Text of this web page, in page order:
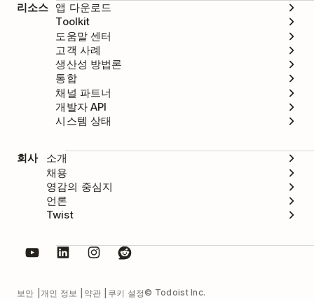
리소스 앱 다운로드
Toolkit
도움말 센터
고객 사례
생산성 방법론
통합
채널 파트너
개발자 API
시스템 상태
회사
소개
채용
영감의 중심지
언론
Twist
보안 개인 정보 약관 쿠키 설정© Todoist Inc.